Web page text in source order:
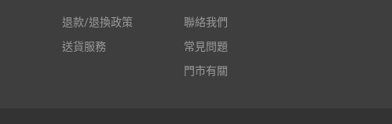
退款/退換政策
送貨服務
聯絡我們
常見問題
門市有關